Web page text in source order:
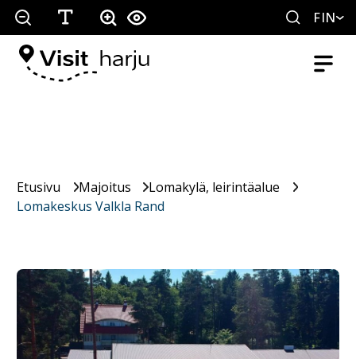
FIN
Etusivu Majoitus
Lomakylä, leirintäalue
Lomakeskus Valkla Rand